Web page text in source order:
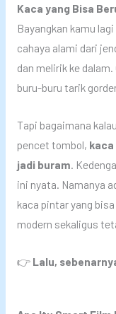
Kaca yang Bisa
Bayangkan kamu
cahaya alami dari
dan melirik ke
buru-buru tarik
Tapi bagaimana
pencet tombol,
jadi buram .
ini nyata. Namanya
kaca pintar yang
modern sekaligus
👉 Lalu,